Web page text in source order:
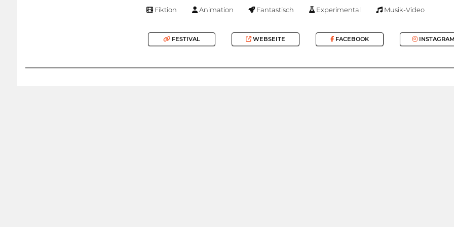
Fiktion Animation Fantastisch Experimental Musik-Video
FESTIVAL WEBSEITE FACEBOOK